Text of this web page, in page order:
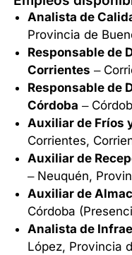
Analista de
Provincia de
Responsable de
Corrientes –
Responsable de
Córdoba –
Auxiliar de Fríos
Corrientes,
Auxiliar de
– Neuquén,
Auxiliar de
Córdoba
Analista de
López, Provincia